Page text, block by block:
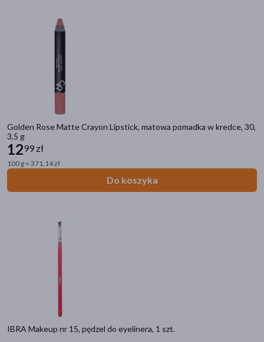
Golden Rose Matte Crayon Lipstick, matowa pomadka w kredce, 30,
3,5 g
1299 zł
100 g = 371,14 zł
Do koszyka
IBRA Makeup nr 15, pędzel do eyelinera, 1 szt.